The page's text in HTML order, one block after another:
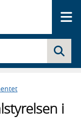
i